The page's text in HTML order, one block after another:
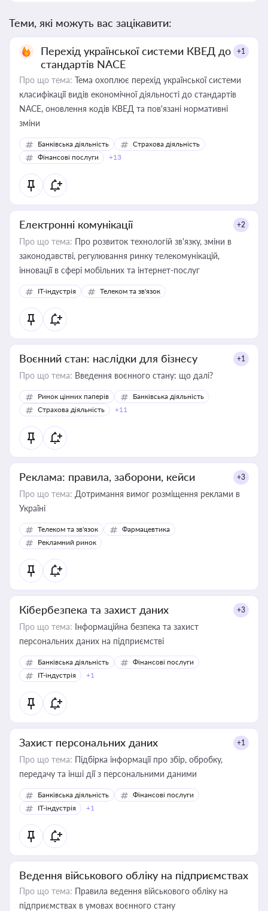
Теми, які можуть вас зацікавити:
Перехід української системи КВЕД до
стандартів NACE
+1
Про що тема: Тема охоплює перехід української системи
класифікації видів економічної діяльності до стандартів
NACE, оновлення кодів КВЕД та пов'язані нормативні
зміни
Банківська діяльність
Страхова діяльність
Фінансові послуги
+13
Електронні комунікації +2
Про що тема: Про розвиток технологій зв'язку, зміни в
законодавстві, регулювання ринку телекомунікацій,
інновації в сфері мобільних та інтернет-послуг
IT-індустрія Телеком та зв'язок
Воєнний стан: наслідки для бізнесу +1
Про що тема: Введення воєнного стану: що далі?
Ринок цінних паперів
Банківська діяльність
Страхова діяльність
+11
Реклама: правила, заборони, кейси +3
Про що тема: Дотримання вимог розміщення реклами в
Україні
Телеком та зв'язок
Фармацевтика
Рекламний ринок
Кібербезпека та захист даних +3
Про що тема: Інформаційна безпека та захист
персональних даних на підприємстві
Банківська діяльність
Фінансові послуги
IT-індустрія
+1
Захист персональних даних +1
Про що тема: Підбірка інформації про збір, обробку,
передачу та інші дії з персональними даними
Банківська діяльність
Фінансові послуги
IT-індустрія
+1
Ведення військового обліку на підприємствах
Про що тема: Правила ведення військового обліку на
підприємствах в умовах воєнного стану